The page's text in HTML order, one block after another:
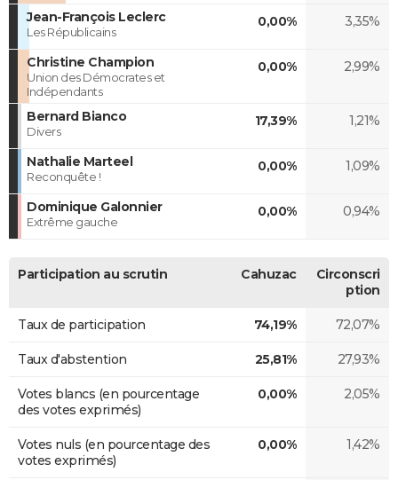
Jean-François Leclerc
Les Républicains
0,00% 3,35%
Christine Champion
Union des Démocrates et
Indépendants
0,00% 2,99%
Bernard Bianco
Divers
17,39% 1,21%
Nathalie Marteel
Reconquête !
0,00% 1,09%
Dominique Galonnier
Extrême gauche
0,00% 0,94%
Participation au scrutin Cahuzac
Circonscri
ption
Taux de participation 74,19% 72,07%
Taux d'abstention 25,81% 27,93%
Votes blancs (en pourcentage
des votes exprimés)
0,00% 2,05%
Votes nuls (en pourcentage des
votes exprimés)
0,00% 1,42%